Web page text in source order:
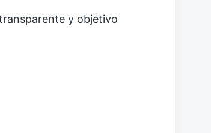
y objetivo